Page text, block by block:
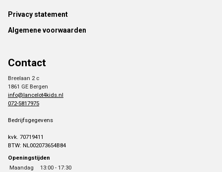
Footer
Privacy statement
Algemene voorwaarden
Contact
Breelaan 2 c
1861 GE Bergen
info@lancelot4kids.nl
072-5817975
Bedrijfsgegevens
kvk. 70719411
BTW: NL002073654B84
Openingstijden
Maandag
13:00 - 17:30